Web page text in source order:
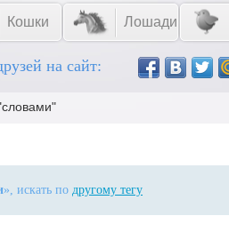
Кошки Лошади
на сайт:
», искать по другому тегу